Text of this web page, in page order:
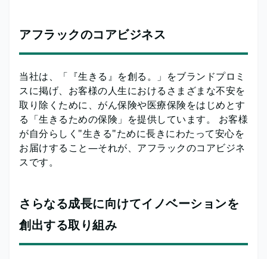
アフラックのコアビジネス
当社は、「『生きる』を創る。」をブランドプロミ
スに掲げ、お客様の人生におけるさまざまな不安を
取り除くために、がん保険や医療保険をはじめとす
る「生きるための保険」を提供しています。 お客様
が自分らしく"生きる"ために長きにわたって安心を
お届けすること―それが、アフラックのコアビジネ
スです。
さらなる成長に向けてイノベーションを
創出する取り組み